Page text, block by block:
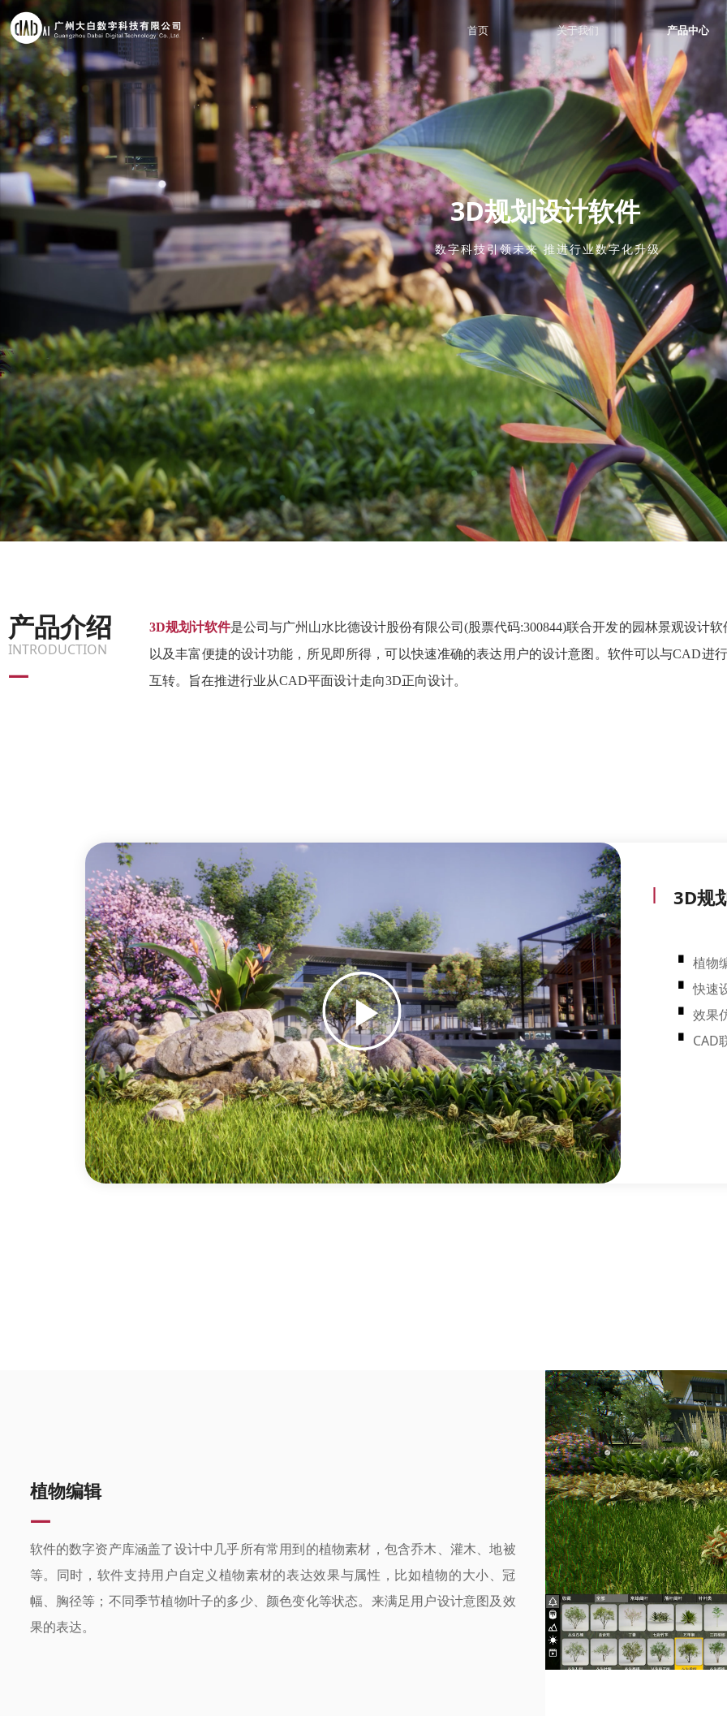
首页 关于我们 产品中心
3D规划设计软件
数字科技引领未来 推进行业数字化升级
植物编辑
—
软件的数字资产库涵盖了设计中几乎所有常用到的植物素材，包含乔木、灌木、地被
等。同时，软件支持用户自定义植物素材的表达效果与属性，比如植物的大小、冠
幅、胸径等；不同季节植物叶子的多少、颜色变化等状态。来满足用户设计意图及效
果的表达。
产品介绍
INTRODUCTION
—
3D规划计软件是公司与广州山水比德设计股份有限公司(股票代码:300844)联合开发的园林景观设计
以及丰富便捷的设计功能，所见即所得，可以快速准确的表达用户的设计意图。软件可以与CAD进
互转。旨在推进行业从CAD平面设计走向3D正向设计。
| 3D规
▝ 植物
▝快速
▝ 效果
▝ CAD